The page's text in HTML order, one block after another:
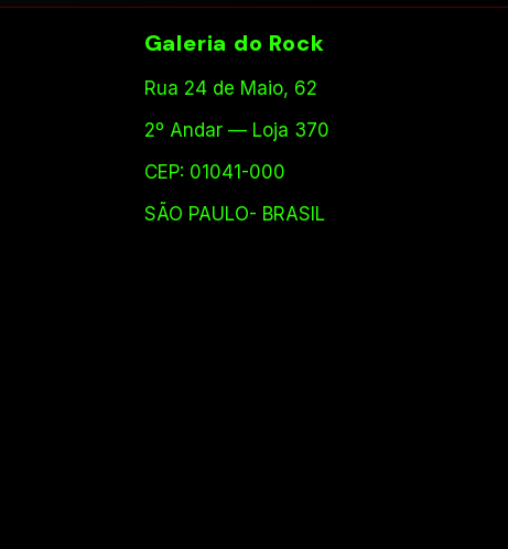
Galeria do Rock
Rua 24 de Maio, 62
2º Andar — Loja 370
CEP: 01041-000
SÃO PAULO- BRASIL